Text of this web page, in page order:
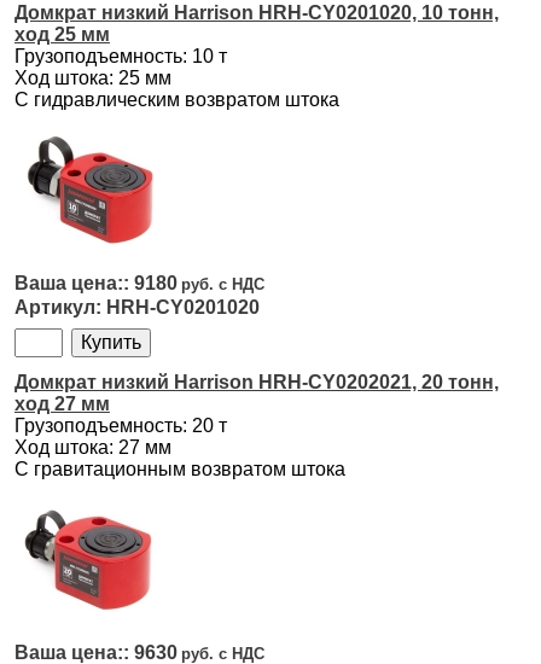
Домкрат низкий Harrison HRH-CY0201020, 10 тонн,
ход 25 мм
Грузоподъемность: 10 т
Ход штока: 25 мм
С гидравлическим возвратом штока
9180
HRH-CY0201020
Домкрат низкий Harrison HRH-CY0202021, 20 тонн,
ход 27 мм
Грузоподъемность: 20 т
Ход штока: 27 мм
С гравитационным возвратом штока
9630